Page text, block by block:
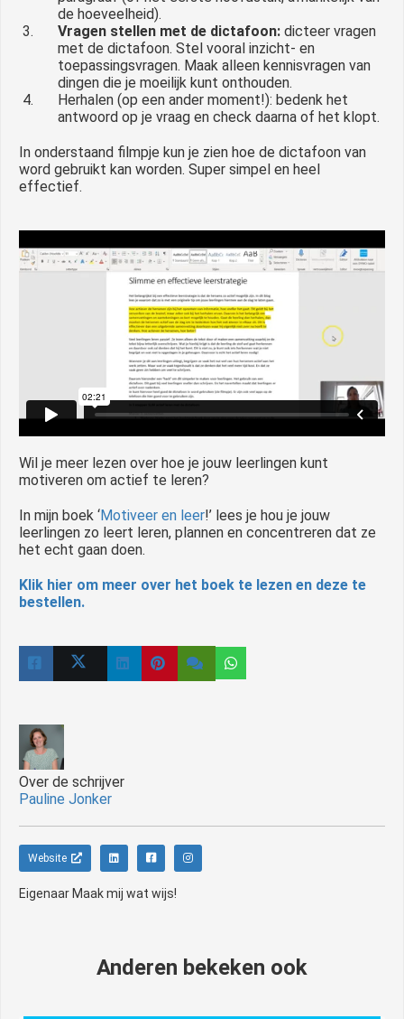
de hoeveelheid).
Vragen stellen met de dictafoon: dicteer vragen
met de dictafoon. Stel vooral inzicht- en
toepassingsvragen. Maak alleen kennisvragen van
dingen die je moeilijk kunt onthouden.
Herhalen (op een ander moment!): bedenk het
antwoord op je vraag en check daarna of het klopt.
In onderstaand filmpje kun je zien hoe de dictafoon van
word gebruikt kan worden. Super simpel en heel
effectief.
Wil je meer lezen over hoe je jouw leerlingen kunt
motiveren om actief te leren?
In mijn boek ‘Motiveer en leer!’ lees je hou je jouw
leerlingen zo leert leren, plannen en concentreren dat ze
het echt gaan doen.
Klik hier om meer over het boek te lezen en deze te
bestellen.
Over de schrijver
Pauline Jonker
Website
Eigenaar Maak mij wat wijs!
Anderen bekeken ook